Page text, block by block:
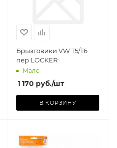
Брызговики VW T5/T6
пер LOCKER
Мало
1 170 руб./шт
В КОРЗИНУ